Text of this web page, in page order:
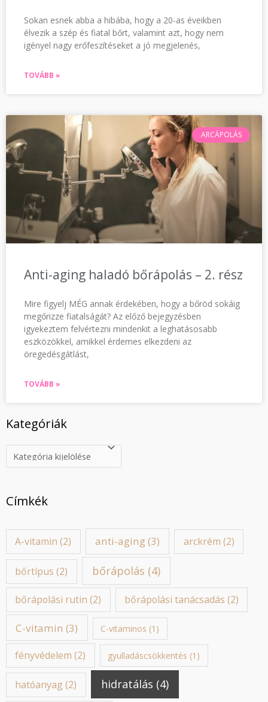
Sokan esnek abba a hibába, hogy a 20-as éveikben
élvezik a szép és fiatal bőrt, valamint azt, hogy nem
igényel nagy erőfeszítéseket a jó megjelenés,
TOVÁBB »
ARCÁPOLÁS
Anti-aging haladó bőrápolás – 2. rész
Mire figyelj MÉG annak érdekében, hogy a bőröd sokáig
megőrizze fiatalságát? Az előző bejegyzésben
igyekeztem felvértezni mindenkit a leghatásosabb
eszközökkel, amikkel érdemes elkezdeni az
öregedésgátlást,
TOVÁBB »
Kategóriák
Címkék
A-vitamin (2) anti-aging(3) arckrém (2)
bőrtípus (2) bőrápolás (4)
bőrápolási rutin (2) bőrápolási tanácsadás (2)
C-vitamin (3) C-vitaminos (1)
fényvédelem (2) gyulladáscsökkentés (1)
hatóanyag (2) hidratálás (4)